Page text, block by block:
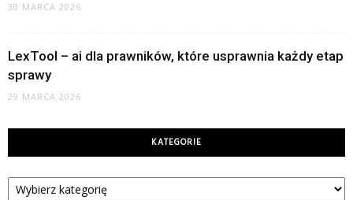
30 MARCA 2026
LexTool – ai dla prawników, które usprawnia każdy etap
sprawy
29 MARCA 2026
KATEGORIE
Kategorie